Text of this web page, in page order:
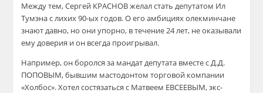
Между тем, Сергей КРАСНОВ желал стать депутатом Ил
Тумэна с лихих 90-ых годов. О его амбициях олекминчане
знают давно, но они упорно, в течение 24 лет, не оказывали
ему доверия и он всегда проигрывал.
Например, он боролся за мандат депутата вместе с Д.Д.
ПОПОВЫМ, бывшим мастодонтом торговой компании
«Холбос». Хотел состязаться с Матвеем ЕВСЕЕВЫМ, экс-